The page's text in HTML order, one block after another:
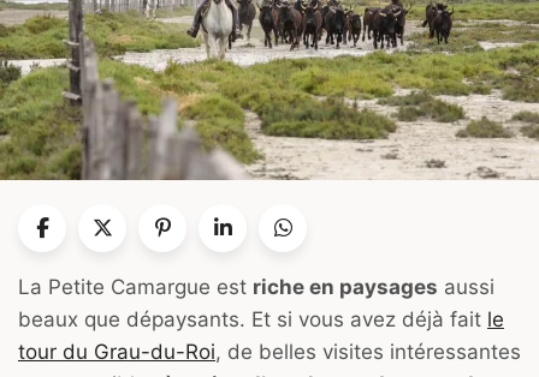
La Petite Camargue est riche en paysages aussi
beaux que dépaysants. Et si vous avez déjà fait le
tour du Grau-du-Roi, de belles visites intéressantes